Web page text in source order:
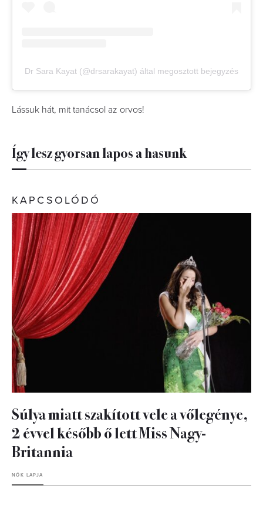
Dr Sara Kayat (@drsarakayat) által megosztott bejegyzés
Lássuk hát, mit tanácsol az orvos!
Így lesz gyorsan lapos a hasunk
KAPCSOLÓDÓ
Súlya miatt szakított vele a vőlegénye,
2 évvel később ő lett Miss Nagy-
Britannia
NŐK LAPJA